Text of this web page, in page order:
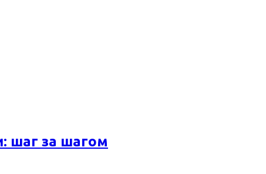
шаг за шагом